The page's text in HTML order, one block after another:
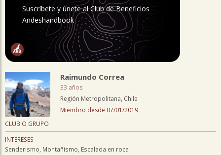
Suscríbete y únete al Club de Beneficios
Andeshandbook
Raimundo Correa
33 años
Región Metropolitana, Chile
Miembro desde 07/01/2019
CLUB O GRUPO
INTERESES
Senderismo, Montañismo, Escalada en roca